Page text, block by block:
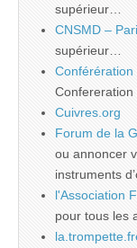
supérieur…
CNSMD –
supérieur…
Confereration
Cuivres.org
Forum de la
ou annoncer
instruments
l'Association
pour tous les